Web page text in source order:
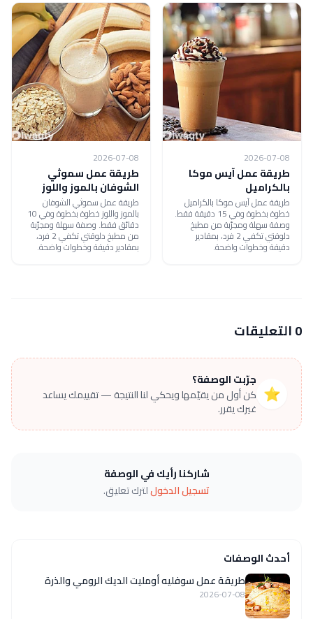
2026-07-08
طريقة عمل آيس موكا
بالكراميل
طريقة عمل آيس موكا بالكراميل
خطوة بخطوة وفي 15 دقيقة فقط.
وصفة سهلة ومجرّبة من مطبخ
دلوقتي تكفي 2 فرد، بمقادير
دقيقة وخطوات واضحة.
2026-07-08
طريقة عمل سموثي
الشوفان بالموز واللوز
طريقة عمل سموثي الشوفان
بالموز واللوز خطوة بخطوة وفي 10
دقائق فقط. وصفة سهلة ومجرّبة
من مطبخ دلوقتي تكفي 2 فرد،
بمقادير دقيقة وخطوات واضحة.
0 التعليقات
⭐
جرّبت الوصفة؟
كن أول من يقيّمها ويحكي لنا النتيجة — تقييمك يساعد
غيرك يقرر.
شاركنا رأيك في الوصفة
تسجيل الدخوللترك تعليق.
أحدث الوصفات
طريقة عمل سوفليه أومليت الديك الرومي والذرة
2026-07-08